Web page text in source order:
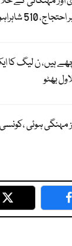
پر دھرنوں کا اعلان
ہیں، ن لیگ کا
بھٹو
ہوئی
Twitter